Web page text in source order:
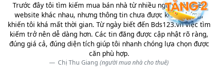
Trước đây tôi tìm kiếm mua bán nhà từ nhiều nguồn và nhiều
website khác nhau, nhưng thông tin chưa được kiểm chứng,
khiến tôi khá mất thời gian. Từ ngày biết đến Bds123.vn việc tìm
kiếm trở nên dễ dàng hơn. Các tin đăng được cập nhật rõ ràng,
đúng giá cả, đúng diện tích giúp tôi nhanh chóng lựa chọn được
căn phù hợp.
Chị Thu Giang (người mua nhà cho thuê)